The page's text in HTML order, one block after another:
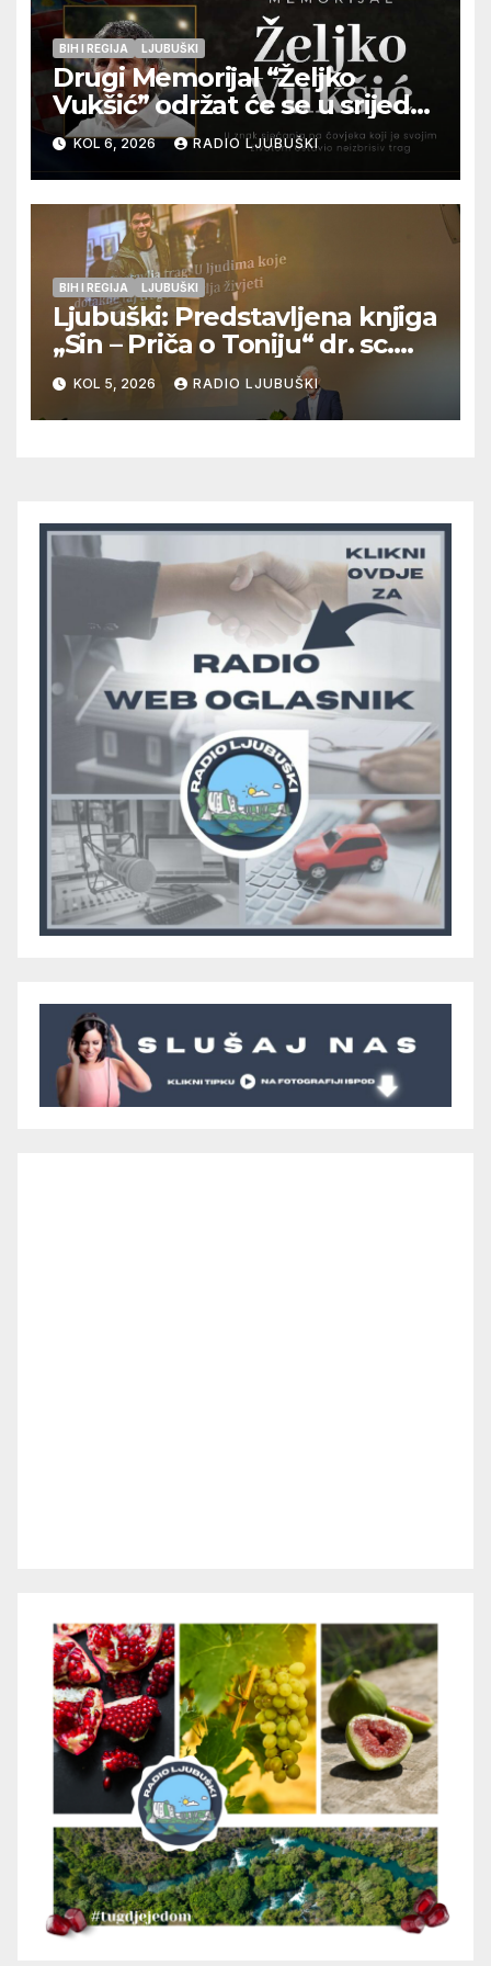
BIH I REGIJA LJUBUŠKI
Drugi Memorijal “Željko
Vukšić” održat će se u srijedu
12. kolovoza u Otoku
KOL 6, 2026 RADIO LJUBUŠKI
BIH I REGIJA LJUBUŠKI
Ljubuški: Predstavljena knjiga
„Sin – Priča o Toniju“ dr. sc.
Zdenka Hercega
KOL 5, 2026 RADIO LJUBUŠKI